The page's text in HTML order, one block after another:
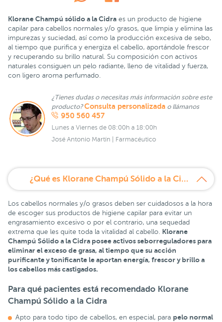
Klorane Champú sólido a la Cidra es un producto de higiene
capilar para cabellos normales y/o grasos, que limpia y elimina las
impurezas y suciedad, así como la producción excesiva de sebo,
al tiempo que purifica y energiza el cabello, aportándole frescor
y recuperando su brillo natural. Su composición con activos
naturales consiguen un pelo radiante, lleno de vitalidad y fuerza,
con ligero aroma perfumado.
¿Tienes dudas o necesitas más información sobre este
producto?Consulta personalizada o llámanos
950 560 457
Lunes a Viernes de 08:00h a 18:00h
José Antonio Martín | Farmacéutico
¿Qué es Klorane Champú Sólido a la Cidra?
Los cabellos normales y/o grasos deben ser cuidadosos a la hora
de escoger sus productos de higiene capilar para evitar un
engrasamiento excesivo o por el contrario, una sequedad
extrema que les quite toda la vitalidad al cabello. Klorane
Champú Sólido a la Cidra posee activos seborreguladores para
eliminar el exceso de grasa, al tiempo que su acción
purificante y tonificante le aportan energía, frescor y brillo a
los cabellos más castigados.
Para qué pacientes está recomendado Klorane
Champú Sólido a la Cidra
Apto para todo tipo de cabellos, en especial, para pelo normal